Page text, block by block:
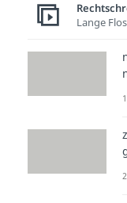
Lange